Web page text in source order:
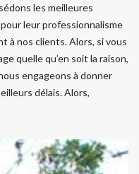
les meilleures
leur professionnalisme
à nos clients. Alors, si vous
quelle qu’en soit la raison,
engageons à donner
délais. Alors,